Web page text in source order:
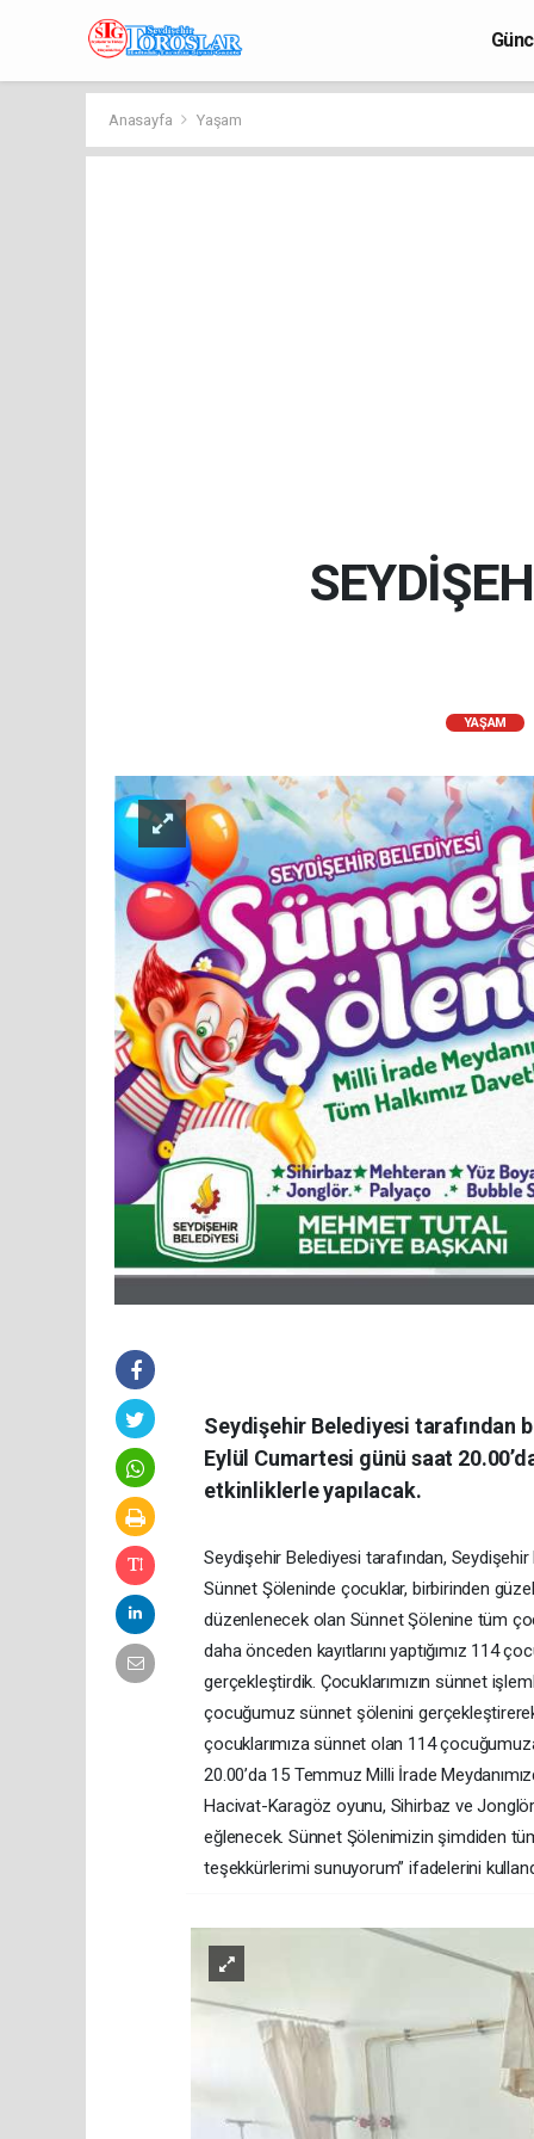
Anasayfa Yaşam
YAŞAM
Seydişehir Belediyesi tarafından
Eylül Cumartesi günü saat
etkinliklerle yapılacak.
Seydişehir Belediyesi tarafından,
Sünnet Şöleninde çocuklar, birbirinden
düzenlenecek olan Sünnet Şölenine tüm
daha önceden kayıtlarını yaptığımız 114
gerçekleştirdik. Çocuklarımızın sünnet
çocuğumuz sünnet şölenini
çocuklarımıza sünnet olan 114
20.00’da 15 Temmuz Milli İrade
Hacivat-Karagöz oyunu, Sihirbaz ve
eğlenecek. Sünnet Şölenimizin şimdiden
teşekkürlerimi sunuyorum” ifadelerini